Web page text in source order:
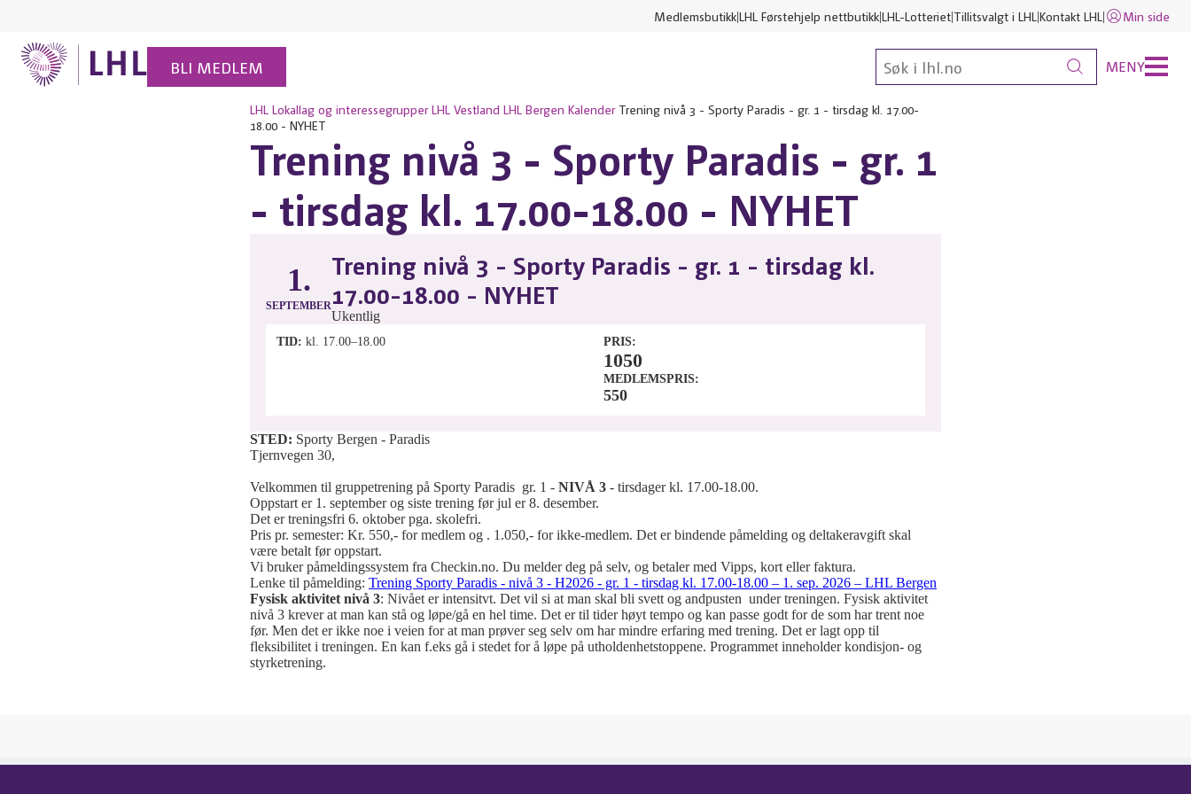
MedlemsbutikkLHL Førstehjelp nettbutikkLHL-Lotteriet Tillitsvalgt i LHL Kontakt LHL Min side
BLI MEDLEM MENY
LHL Lokallag og interessegrupper LHL Vestland LHL Bergen Kalender Trening nivå 3 - Sporty Paradis - gr. 1 - tirsdag kl. 17.00-
18.00 - NYHET
Trening nivå 3 - Sporty Paradis - gr. 1
- tirsdag kl. 17.00-18.00 - NYHET
1.
SEPTEMBER
Trening nivå 3 - Sporty Paradis - gr. 1 - tirsdag kl.
17.00-18.00 - NYHET
Ukentlig
TID kl. 17.00–18.00 PRIS
1050
MEDLEMSPRIS
550
STED: Sporty Bergen - Paradis
Tjernvegen 30,
Velkommen til gruppetrening på Sporty Paradis gr. 1 - NIVÅ 3 - tirsdager kl. 17.00-18.00.
Oppstart er 1. september og siste trening før jul er 8. desember.
Det er treningsfri 6. oktober pga. skolefri.
Pris pr. semester: Kr. 550,- for medlem og . 1.050,- for ikke-medlem. Det er bindende påmelding og deltakeravgift skal
være betalt før oppstart.
Vi bruker påmeldingssystem fra Checkin.no. Du melder deg på selv, og betaler med Vipps, kort eller faktura.
Lenke til påmelding: Trening Sporty Paradis - nivå 3 - H2026 - gr. 1 - tirsdag kl. 17.00-18.00 – 1. sep. 2026 – LHL Bergen
Fysisk aktivitet nivå 3: Nivået er intensitvt. Det vil si at man skal bli svett og andpusten under treningen. Fysisk aktivitet
nivå 3 krever at man kan stå og løpe/gå en hel time. Det er til tider høyt tempo og kan passe godt for de som har trent noe
før. Men det er ikke noe i veien for at man prøver seg selv om har mindre erfaring med trening. Det er lagt opp til
fleksibilitet i treningen. En kan f.eks gå i stedet for å løpe på utholdenhetstoppene. Programmet inneholder kondisjon- og
styrketrening.